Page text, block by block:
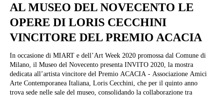
AL MUSEO DEL NOVECENTO LE
OPERE DI LORIS CECCHINI
VINCITORE DEL PREMIO ACACIA
In occasione di MIART e dell’Art Week 2020 promossa dal Comune di
Milano, il Museo del Novecento presenta INVITO 2020, la mostra
dedicata all’artista vincitore del Premio ACACIA - Associazione Amici
Arte Contemporanea Italiana, Loris Cecchini, che per il quinto anno
trova sede nelle sale del museo, consolidando la collaborazione tra